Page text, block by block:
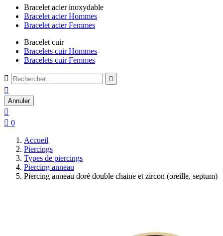
Bracelet acier inoxydable
Bracelet acier Hommes
Bracelet acier Femmes
Bracelet cuir
Bracelets cuir Hommes
Bracelets cuir Femmes
 

Annuler

 0
Accueil
Piercings
Types de piercings
Piercing anneau
Piercing anneau doré double chaine et zircon (oreille, septum)